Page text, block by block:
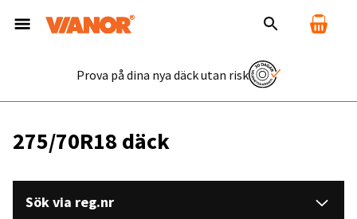
Prova på dina nya däck utan risk
275/70R18 däck
Sök via reg.nr